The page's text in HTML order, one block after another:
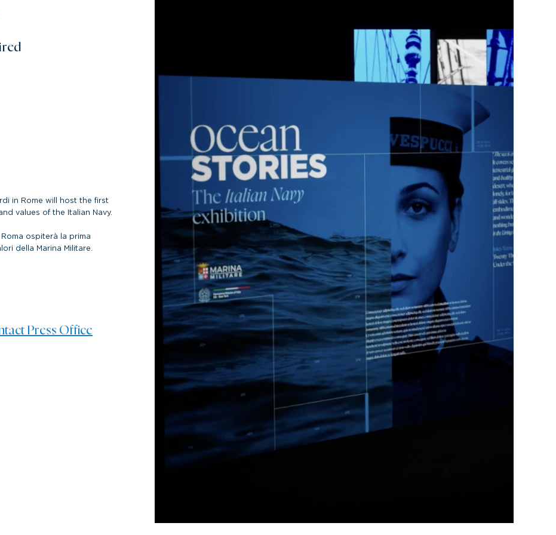
in Rome will host the first
values of the Italian Navy.
ospiterà la prima
della Marina Militare.
Press Office